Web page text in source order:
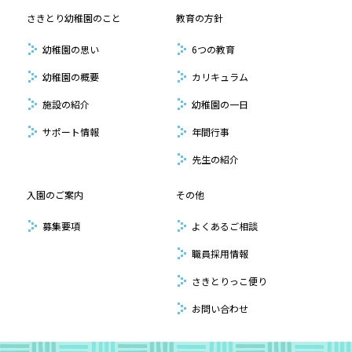
さきとり幼稚園のこと
幼稚園の思い
幼稚園の概要
施設の紹介
サポート情報
教育の方針
6つの教育
カリキュラム
幼稚園の一日
年間行事
先生の紹介
入園のご案内
募集要項
その他
よくあるご相談
職員採用情報
さきとりっこ便り
お問い合わせ